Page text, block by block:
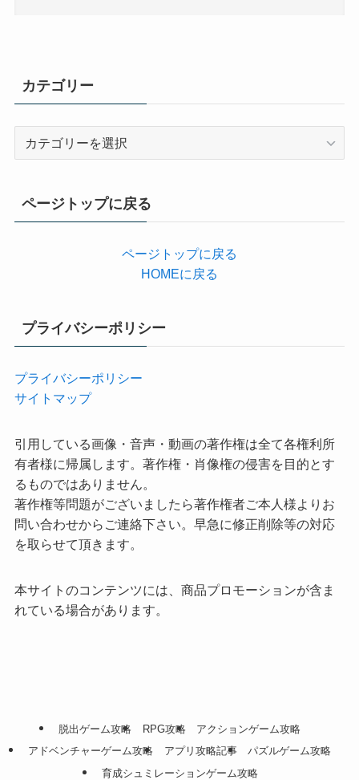
カテゴリー
ページトップに戻る
ページトップに戻る
HOMEに戻る
プライバシーポリシー
プライバシーポリシー
サイトマップ
引用している画像・音声・動画の著作権は全て各権利所
有者様に帰属します。著作権・肖像権の侵害を目的とす
るものではありません。
著作権等問題がございましたら著作権者ご本人様よりお
問い合わせからご連絡下さい。早急に修正削除等の対応
を取らせて頂きます。
本サイトのコンテンツには、商品プロモーションが含ま
れている場合があります。
脱出ゲーム攻略 RPG攻略
アクションゲーム攻略
アドベンチャーゲーム攻略
アプリ攻略記事
パズルゲーム攻略
育成シュミレーションゲーム攻略